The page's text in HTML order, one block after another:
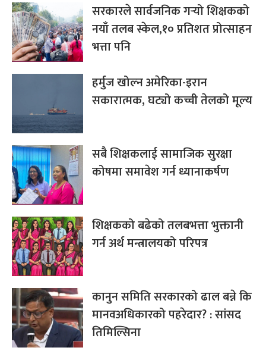
सरकारले सार्वजनिक गर्‍यो शिक्षकको
नयाँ तलब स्केल,१० प्रतिशत प्रोत्साहन
भत्ता पनि
हर्मुज खोल्न अमेरिका-इरान
सकारात्मक, घट्यो कच्ची तेलको मूल्य
सबै शिक्षकलाई सामाजिक सुरक्षा
कोषमा समावेश गर्न ध्यानाकर्षण
शिक्षकको बढेको तलबभत्ता भुक्तानी
गर्न अर्थ मन्त्रालयको परिपत्र
कानुन समिति सरकारको ढाल बन्ने कि
मानवअधिकारको पहरेदार? : सांसद
तिमिल्सिना